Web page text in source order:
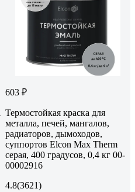
603 ₽
Термостойкая краска для
металла, печей, мангалов,
радиаторов, дымоходов,
суппортов Elcon Max Therm
серая, 400 градусов, 0,4 кг 00-
00002916
4.8(3621)